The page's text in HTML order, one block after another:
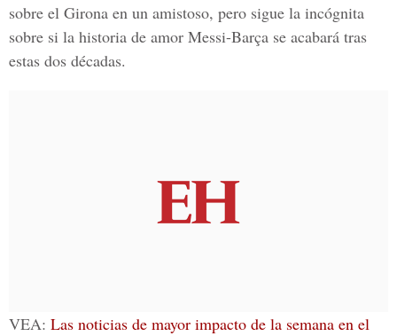
sobre el Girona en un amistoso, pero sigue la incógnita
sobre si la historia de amor Messi-Barça se acabará tras
estas dos décadas.
VEA: Las noticias de mayor impacto de la semana en el